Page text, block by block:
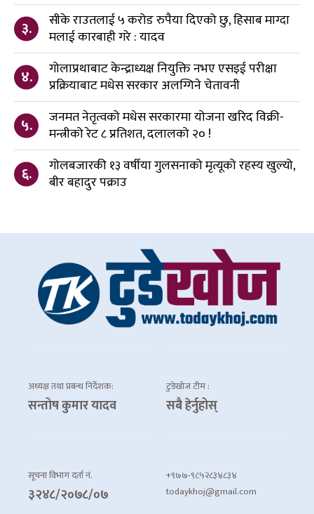
३.
सीके राउतलाई ५ करोड रुपैया दिएको छु, हिसाब माग्दा
मलाई कारबाही गरे : यादव
४.
गोलाप्रथाबाट केन्द्राध्यक्ष नियुक्ति नभए एसइई परीक्षा
प्रक्रियाबाट मधेस सरकार अलग्गिने चेतावनी
५.
जनमत नेतृत्वको मधेस सरकारमा योजना खरिद विक्री-
मन्त्रीको रेट ८ प्रतिशत, दलालको २० !
६.
गोलबजारकी १३ वर्षीया गुलसनाको मृत्यूको रहस्य खुल्यो,
बीर बहादुर पक्राउ
अध्यक्ष तथा प्रबन्ध निर्देशक:
सन्तोष कुमार यादव
टुडेखोज टीम :
सबै हेर्नुहोस्
सूचना विभाग दर्ता नं.
३२४८/२०७८/०७
+९७७-९८५२८३४८३४
todaykhoj@gmail.com